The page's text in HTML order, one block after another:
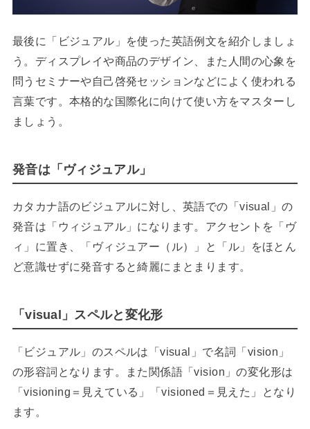
最後に「ビジュアル」を使った英語例文を紹介しましょ
う。ディスプレイや商品のデザイン、また人間の心象を
問うセミナーや自己啓発セッションなどによく使われる
言葉です。本格的な国際化に向けて使い方をマスターし
ましょう。
発音は「ヴィジュアル」
カタカナ語のビジュアルに対し、英語での「visual」の
発音は「ウィジュアル」になります。アクセントを「ヴ
ィ」に置き、「ヴィジュアー（ル）」と「ル」をほとん
ど意識せずに発音すると綺麗にまとまります。
「visual」スペルと変化形
「ビジュアル」のスペルは「visual」で名詞「vision」
の形容詞となります。また関係語「vision」の変化形は
「visioning＝見えている」「visioned＝見えた」となり
ます。